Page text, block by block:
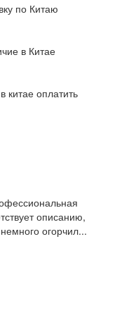
по Китаю
в Китае
китае оплатить
описанию,
огорчил...